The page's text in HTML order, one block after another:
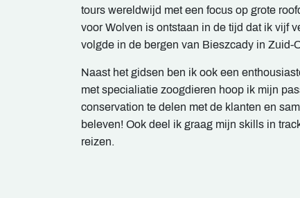
tours wereldwijd met een focus op grote
voor Wolven is ontstaan in de tijd dat ik vijf
volgde in de bergen van Bieszcady in Zuid-
Naast het gidsen ben ik ook een
met specialiatie zoogdieren hoop ik mijn
conservation te delen met de klanten en
beleven! Ook deel ik graag mijn skills in
reizen.